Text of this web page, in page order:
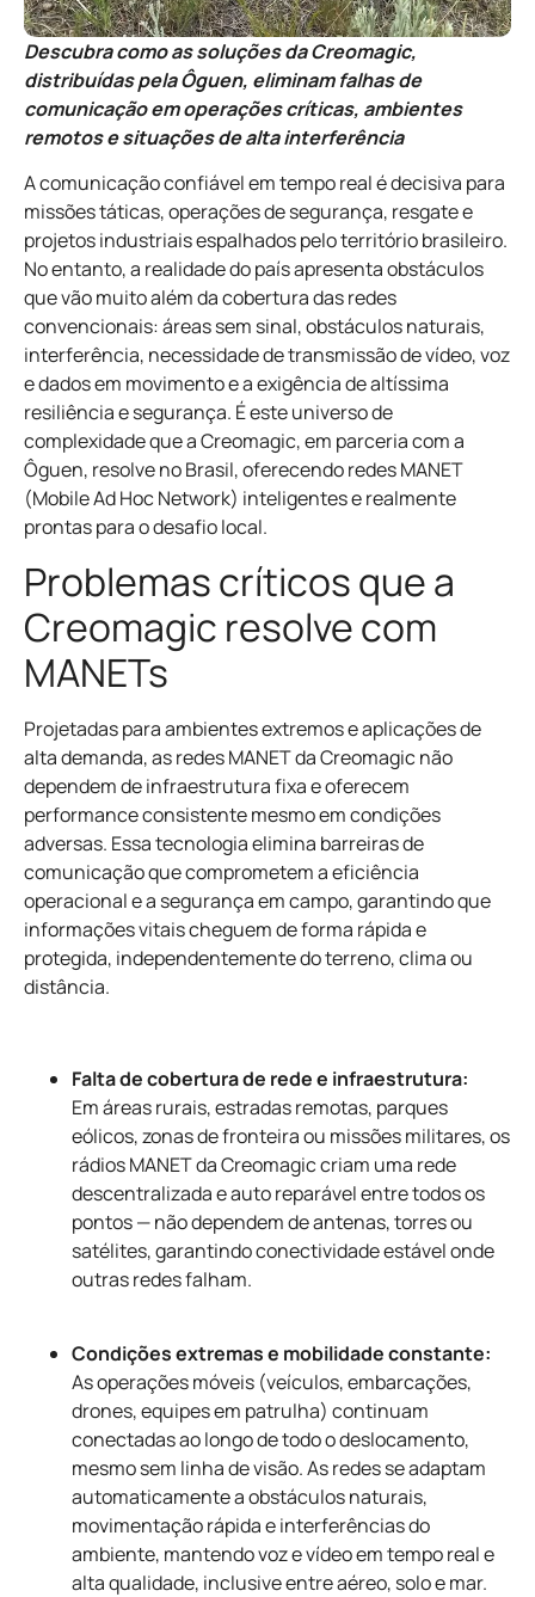
Descubra como as soluções da Creomagic,
distribuídas pela Ôguen, eliminam falhas de
comunicação em operações críticas, ambientes
remotos e situações de alta interferência
A comunicação confiável em tempo real é decisiva para
missões táticas, operações de segurança, resgate e
projetos industriais espalhados pelo território brasileiro.
No entanto, a realidade do país apresenta obstáculos
que vão muito além da cobertura das redes
convencionais: áreas sem sinal, obstáculos naturais,
interferência, necessidade de transmissão de vídeo, voz
e dados em movimento e a exigência de altíssima
resiliência e segurança. É este universo de
complexidade que a Creomagic, em parceria com a
Ôguen, resolve no Brasil, oferecendo redes MANET
(Mobile Ad Hoc Network) inteligentes e realmente
prontas para o desafio local.
Problemas críticos que a
Creomagic resolve com
MANETs
Projetadas para ambientes extremos e aplicações de
alta demanda, as redes MANET da Creomagic não
dependem de infraestrutura fixa e oferecem
performance consistente mesmo em condições
adversas. Essa tecnologia elimina barreiras de
comunicação que comprometem a eficiência
operacional e a segurança em campo, garantindo que
informações vitais cheguem de forma rápida e
protegida, independentemente do terreno, clima ou
distância.
Falta de cobertura de rede e infraestrutura:
Em áreas rurais, estradas remotas, parques
eólicos, zonas de fronteira ou missões militares, os
rádios MANET da Creomagic criam uma rede
descentralizada e auto reparável entre todos os
pontos — não dependem de antenas, torres ou
satélites, garantindo conectividade estável onde
outras redes falham.
Condições extremas e mobilidade constante:
As operações móveis (veículos, embarcações,
drones, equipes em patrulha) continuam
conectadas ao longo de todo o deslocamento,
mesmo sem linha de visão. As redes se adaptam
automaticamente a obstáculos naturais,
movimentação rápida e interferências do
ambiente, mantendo voz e vídeo em tempo real e
alta qualidade, inclusive entre aéreo, solo e mar.